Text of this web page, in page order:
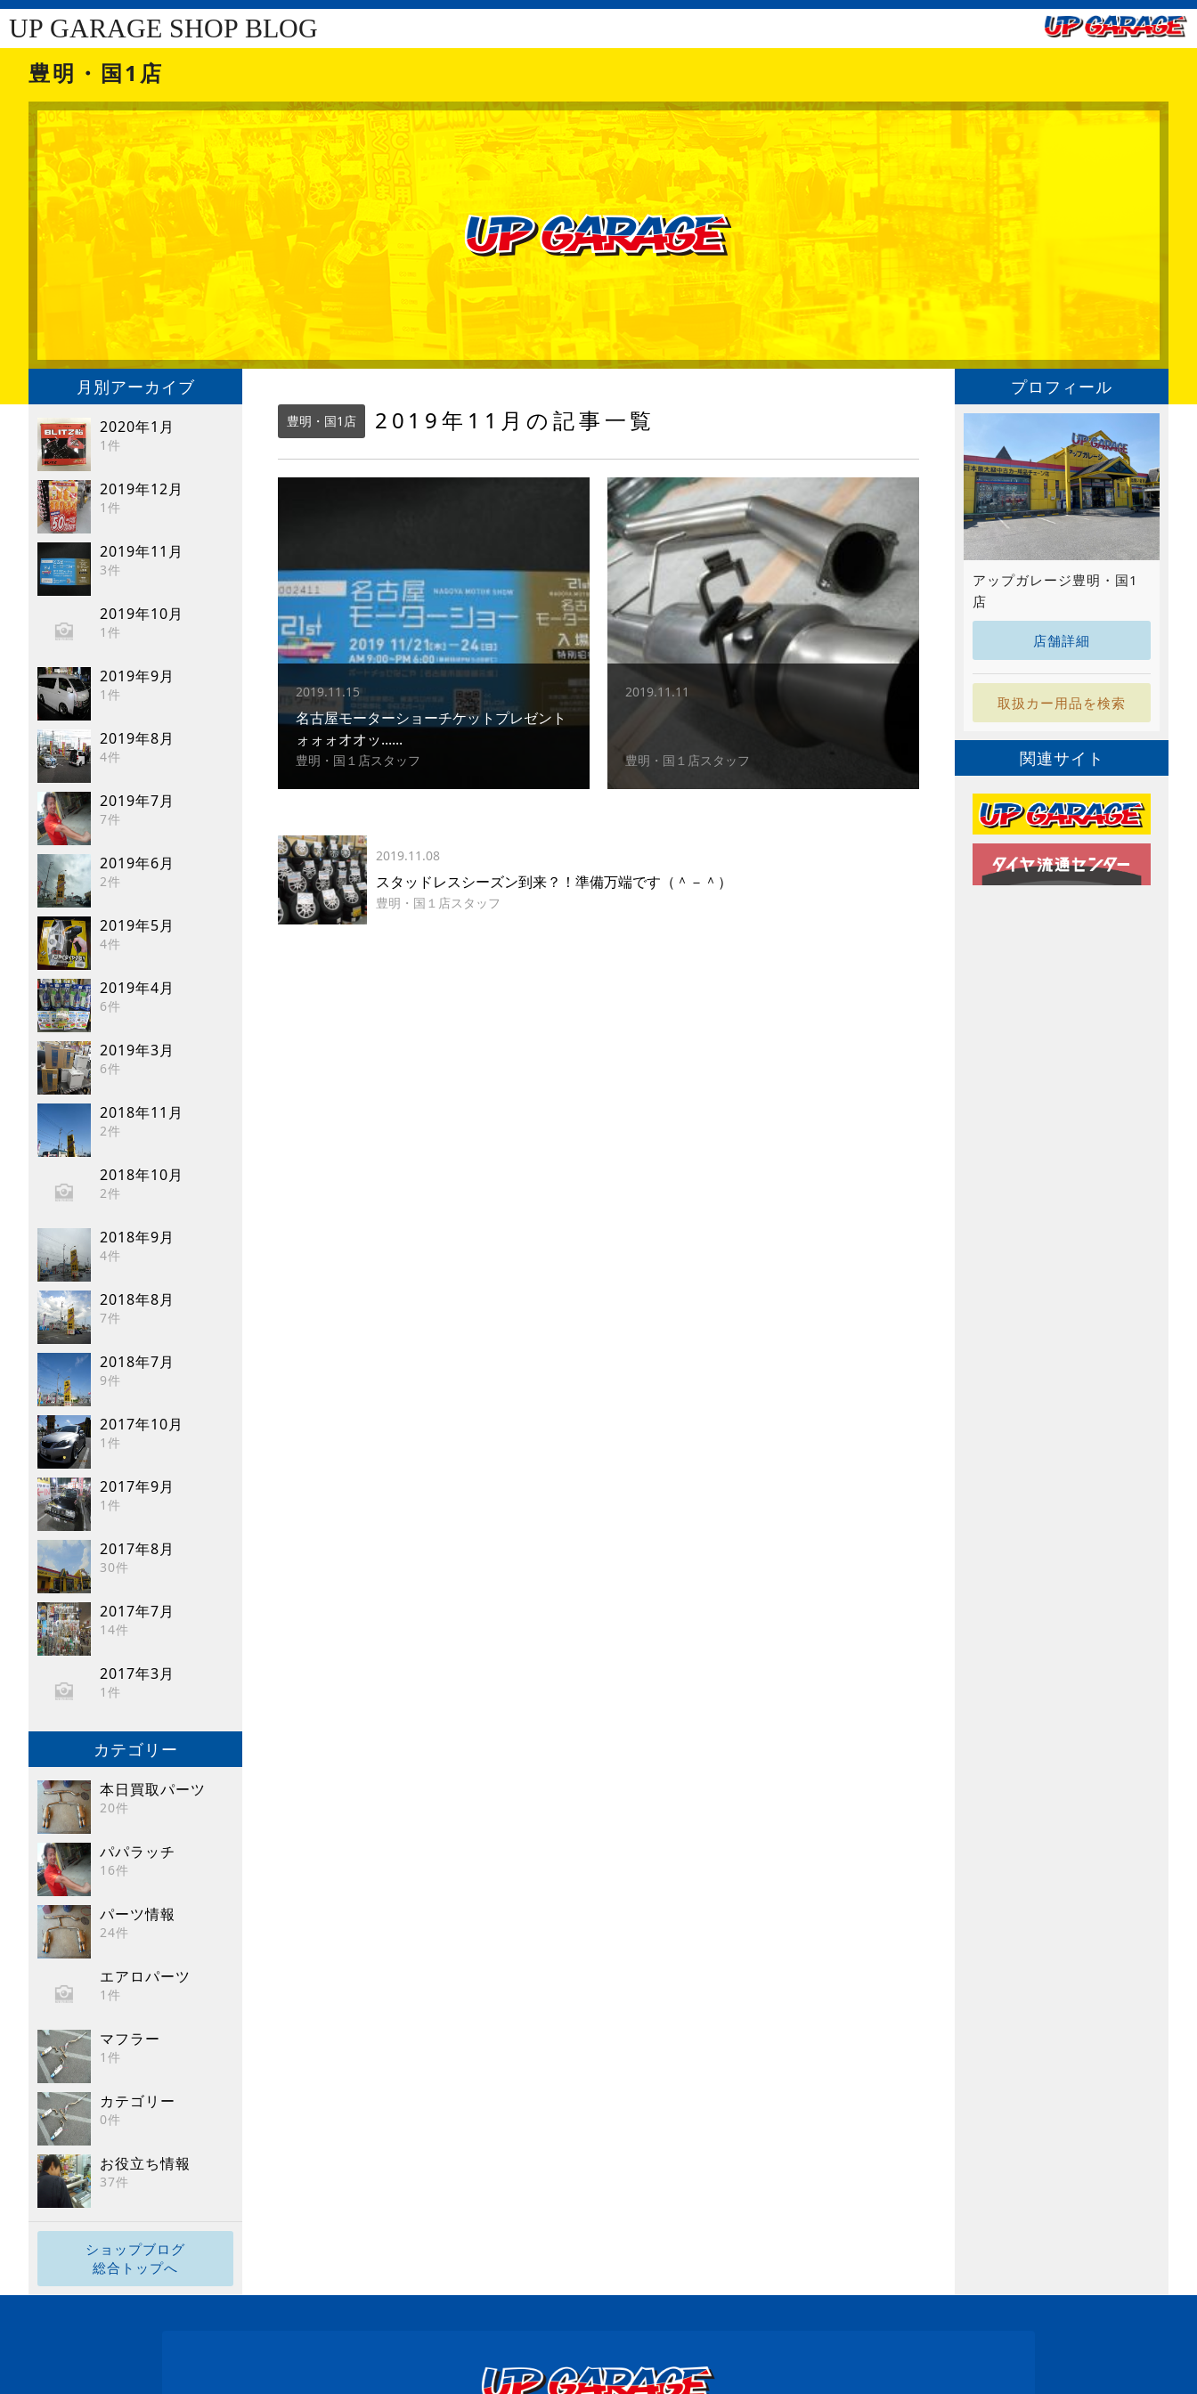
UP GARAGE SHOP BLOG
豊明・国1店
月別アーカイブ
2020年1月
1件
2019年12月
1件
2019年11月
3件
2019年10月
1件
2019年9月
1件
2019年8月
4件
2019年7月
7件
2019年6月
2件
2019年5月
4件
2019年4月
6件
2019年3月
6件
2018年11月
2件
2018年10月
2件
2018年9月
4件
2018年8月
7件
2018年7月
9件
2017年10月
1件
2017年9月
1件
2017年8月
30件
2017年7月
14件
2017年3月
1件
カテゴリー
本日買取パーツ
20件
パパラッチ
16件
パーツ情報
24件
エアロパーツ
1件
マフラー
1件
カテゴリー
0件
お役立ち情報
37件
ショップブログ
総合トップへ
豊明・国1店 2019年11月の記事一覧
2019.11.15
名古屋モーターショーチケットプレゼント
ォォォオオッ......
豊明・国１店スタッフ
2019.11.11
豊明・国１店スタッフ
2019.11.08
スタッドレスシーズン到来？！準備万端です（＾－＾）
豊明・国１店スタッフ
プロフィール
アップガレージ豊明・国1
店
店舗詳細
取扱カー用品を検索
関連サイト